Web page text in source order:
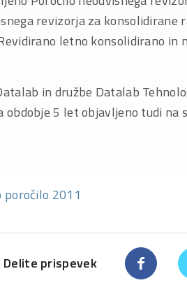
revizorja za konsolidirane
letno konsolidirano in
in družbe Datalab
obdobje 5 let objavljeno tudi na
poročilo 2011
Delite prispevek